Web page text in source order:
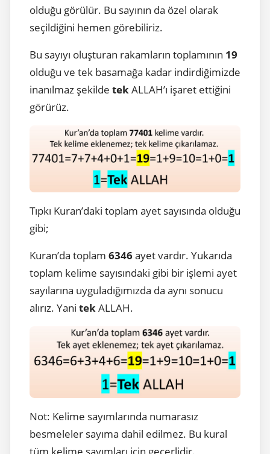
olduğu görülür. Bu sayının da özel olarak
seçildiğini hemen görebiliriz.
Bu sayıyı oluşturan rakamların toplamının 19
olduğu ve tek basamağa kadar indirdiğimizde
inanılmaz şekilde tekALLAH’ı işaret ettiğini
görürüz.
Tıpkı Kuran’daki toplam ayet sayısında olduğu
gibi;
Kuran’da toplam 6346ayet vardır. Yukarıda
toplam kelime sayısındaki gibi bir işlemi ayet
sayılarına uyguladığımızda da aynı sonucu
alırız. Yani tek ALLAH.
Not: Kelime sayımlarında numarasız
besmeleler sayıma dahil edilmez. Bu kural
tüm kelime sayımları için geçerlidir.